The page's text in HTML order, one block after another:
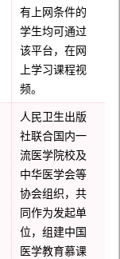
有上网条件的
学生均可通过
该平台，在网
上学习课程视
频。
人民卫生出版
社联合国内一
流医学院校及
中华医学会等
协会组织，共
同作为发起单
位，组建中国
医学教育慕课